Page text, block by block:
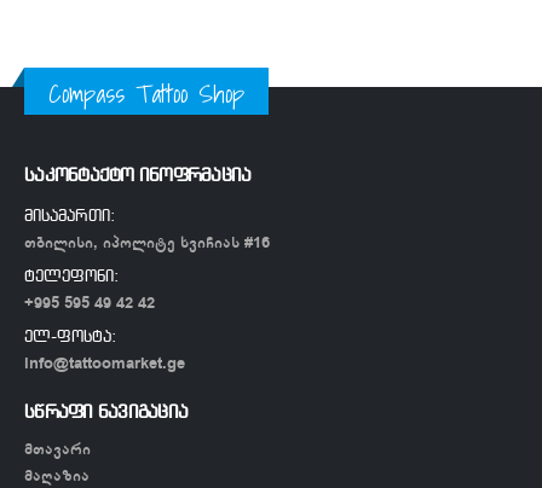
Compass Tattoo Shop
საკონტაქტო ინოფრმაცია
მისამართი:
თბილისი, იპოლიტე ხვიჩიას #16
ტელეფონი:
+995 595 49 42 42
ელ-ფოსტა:
info@tattoomarket.ge
სწრაფი ნავიგაცია
მთავარი
მაღაზია